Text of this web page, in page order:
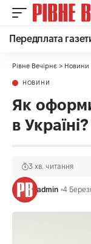
Передплата
Рівне Вечірнє > Новини
НОВИНИ
Як
в Україні?
admin 4
3 хв. читання